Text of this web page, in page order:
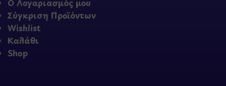
Ο Λογαριασμός μου
Σύγκριση Προϊόντων
Wishlist
Καλάθι
Shop